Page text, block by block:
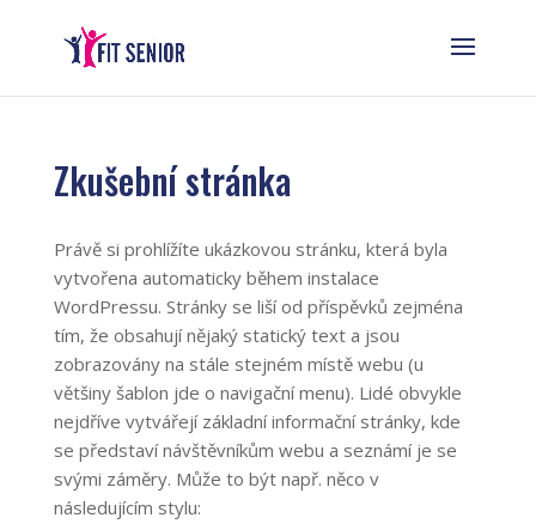
Zkušební stránka
Právě si prohlížíte ukázkovou stránku, která byla
vytvořena automaticky během instalace
WordPressu. Stránky se liší od příspěvků zejména
tím, že obsahují nějaký statický text a jsou
zobrazovány na stále stejném místě webu (u
většiny šablon jde o navigační menu). Lidé obvykle
nejdříve vytvářejí základní informační stránky, kde
se představí návštěvníkům webu a seznámí je se
svými záměry. Může to být např. něco v
následujícím stylu: